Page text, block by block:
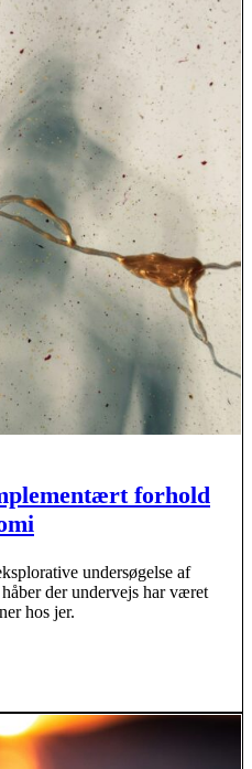
forhold
undersøgelse af
der undervejs har været
hos jer.